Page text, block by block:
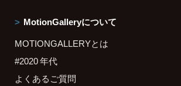
MotionGalleryについて
MOTIONGALLERYとは
#2020 年代
よくあるご質問